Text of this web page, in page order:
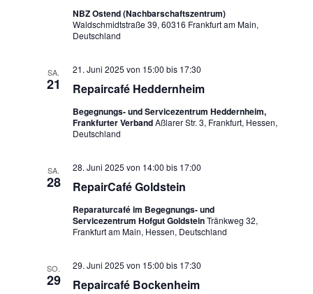
a
n
v
NBZ Ostend (Nachbarschaftszentrum)
Waldschmidtstraße 39, 60316 Frankfurt am Main,
Deutschland
SA.
21 Repaircafé Heddernheim
21. Juni 2025 von 15:00 bis 17:30
Begegnungs- und Servicezentrum Heddernheim,
Frankfurter VerbandAßlarer Str. 3, Frankfurt, Hessen,
Deutschland
SA.
28 RepairCafé Goldstein
28. Juni 2025 von 14:00 bis 17:00
Reparaturcafé im Begegnungs- und
Servicezentrum Hofgut GoldsteinTränkweg 32,
Frankfurt am Main, Hessen, Deutschland
SO.
29 Repaircafé Bockenheim
29. Juni 2025 von 15:00 bis 17:30